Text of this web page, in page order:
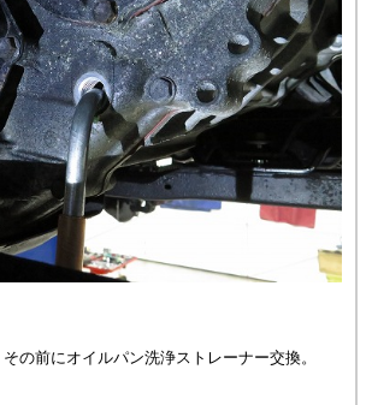
の前にオイルパン洗浄ストレーナー交換。